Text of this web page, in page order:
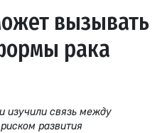
вызывать
рака
изучили связь между
развития